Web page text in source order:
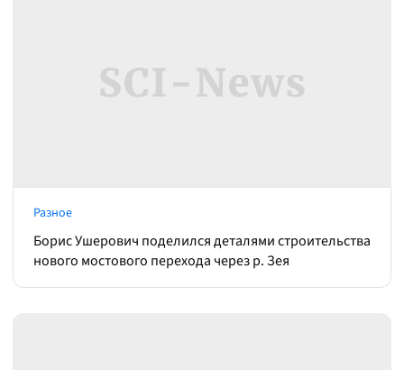
Разное
Борис Ушерович поделился деталями строительства
нового мостового перехода через р. Зея